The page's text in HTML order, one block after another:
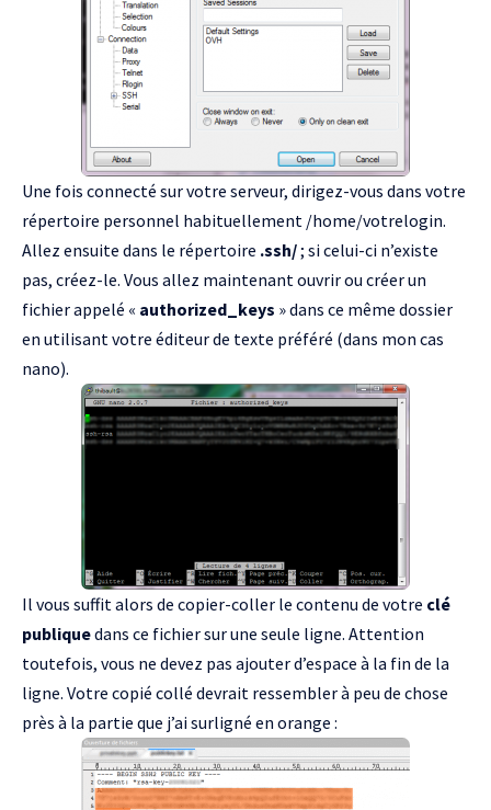
Une fois connecté sur votre serveur, dirigez-vous dans votre
répertoire personnel habituellement /home/votrelogin.
Allez ensuite dans le répertoire .ssh/; si celui-ci n’existe
pas, créez-le. Vous allez maintenant ouvrir ou créer un
fichier appelé « authorized_keys » dans ce même dossier
en utilisant votre éditeur de texte préféré (dans mon cas
nano).
Il vous suffit alors de copier-coller le contenu de votre clé
publiquedans ce fichier sur une seule ligne. Attention
toutefois, vous ne devez pas ajouter d’espace à la fin de la
ligne. Votre copié collé devrait ressembler à peu de chose
près à la partie que j’ai surligné en orange :